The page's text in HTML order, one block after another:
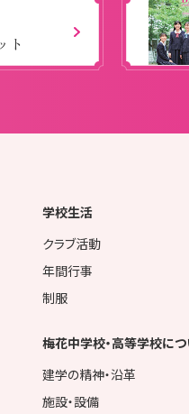
ト
学校生活
クラブ活動
年間行事
制服
梅花中学校・高等学校につ
建学の精神・沿革
施設・設備